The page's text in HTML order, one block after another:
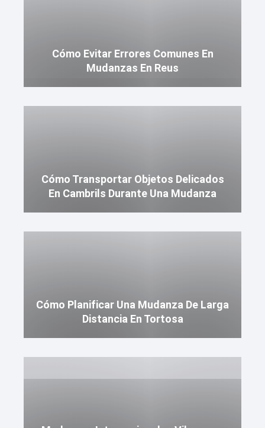
Cómo Evitar Errores Comunes En
Mudanzas En Reus
Cómo Transportar Objetos Delicados
En Cambrils Durante Una Mudanza
Cómo Planificar Una Mudanza De Larga
Distancia En Tortosa